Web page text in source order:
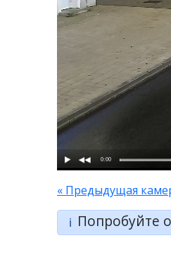
0:00
« Предыдущая
ℹ️ Попробуйте